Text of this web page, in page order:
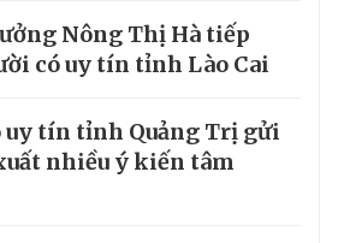
Nông Thị Hà tiếp
có uy tín tỉnh Lào Cai
uy tín tỉnh Quảng Trị gửi
nhiều ý kiến tâm